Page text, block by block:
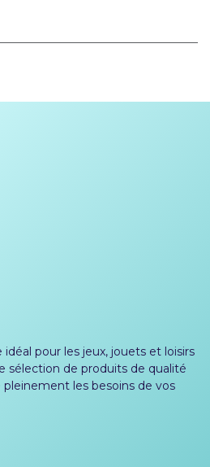
pour les jeux, jouets et loisirs
sélection de produits de qualité
les besoins de vos